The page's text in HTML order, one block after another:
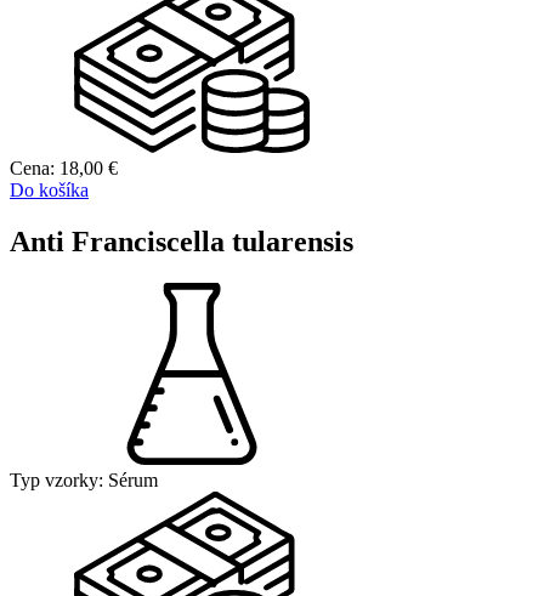
Cena: 18,00 €
Do košíka
Anti Franciscella tularensis
Typ vzorky: Sérum